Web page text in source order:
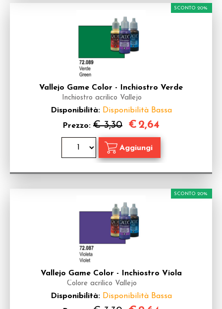
Vallejo Game Color - Inchiostro Verde
Inchiostro acrilico Vallejo
Disponibilità: Disponibilità Bassa
Prezzo: € 3,30
SCONTO 20%
€ 2,64
Vallejo Game Color - Inchiostro Viola
Colore acrilico Vallejo
Disponibilità: Disponibilità Bassa
SCONTO 20%